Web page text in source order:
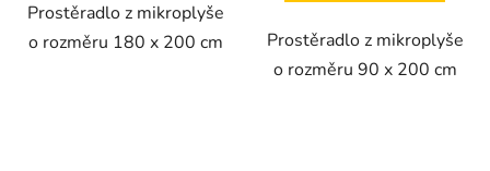
Prostěradlo z mikroplyše
o rozměru 180 x 200 cm
Prostěradlo z mikroplyše
o rozměru 90 x 200 cm